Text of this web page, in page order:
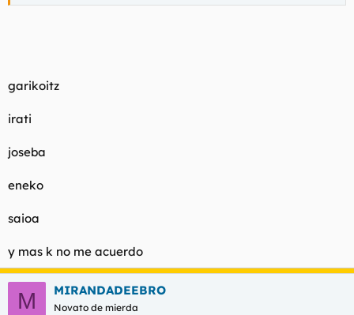
garikoitz
irati
joseba
eneko
saioa
y mas k no me acuerdo
M MIRANDADEEBRO
Novato de mierda